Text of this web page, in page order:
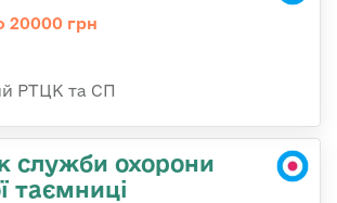
20000 грн
РТЦК та СП
служби охорони
таємниці